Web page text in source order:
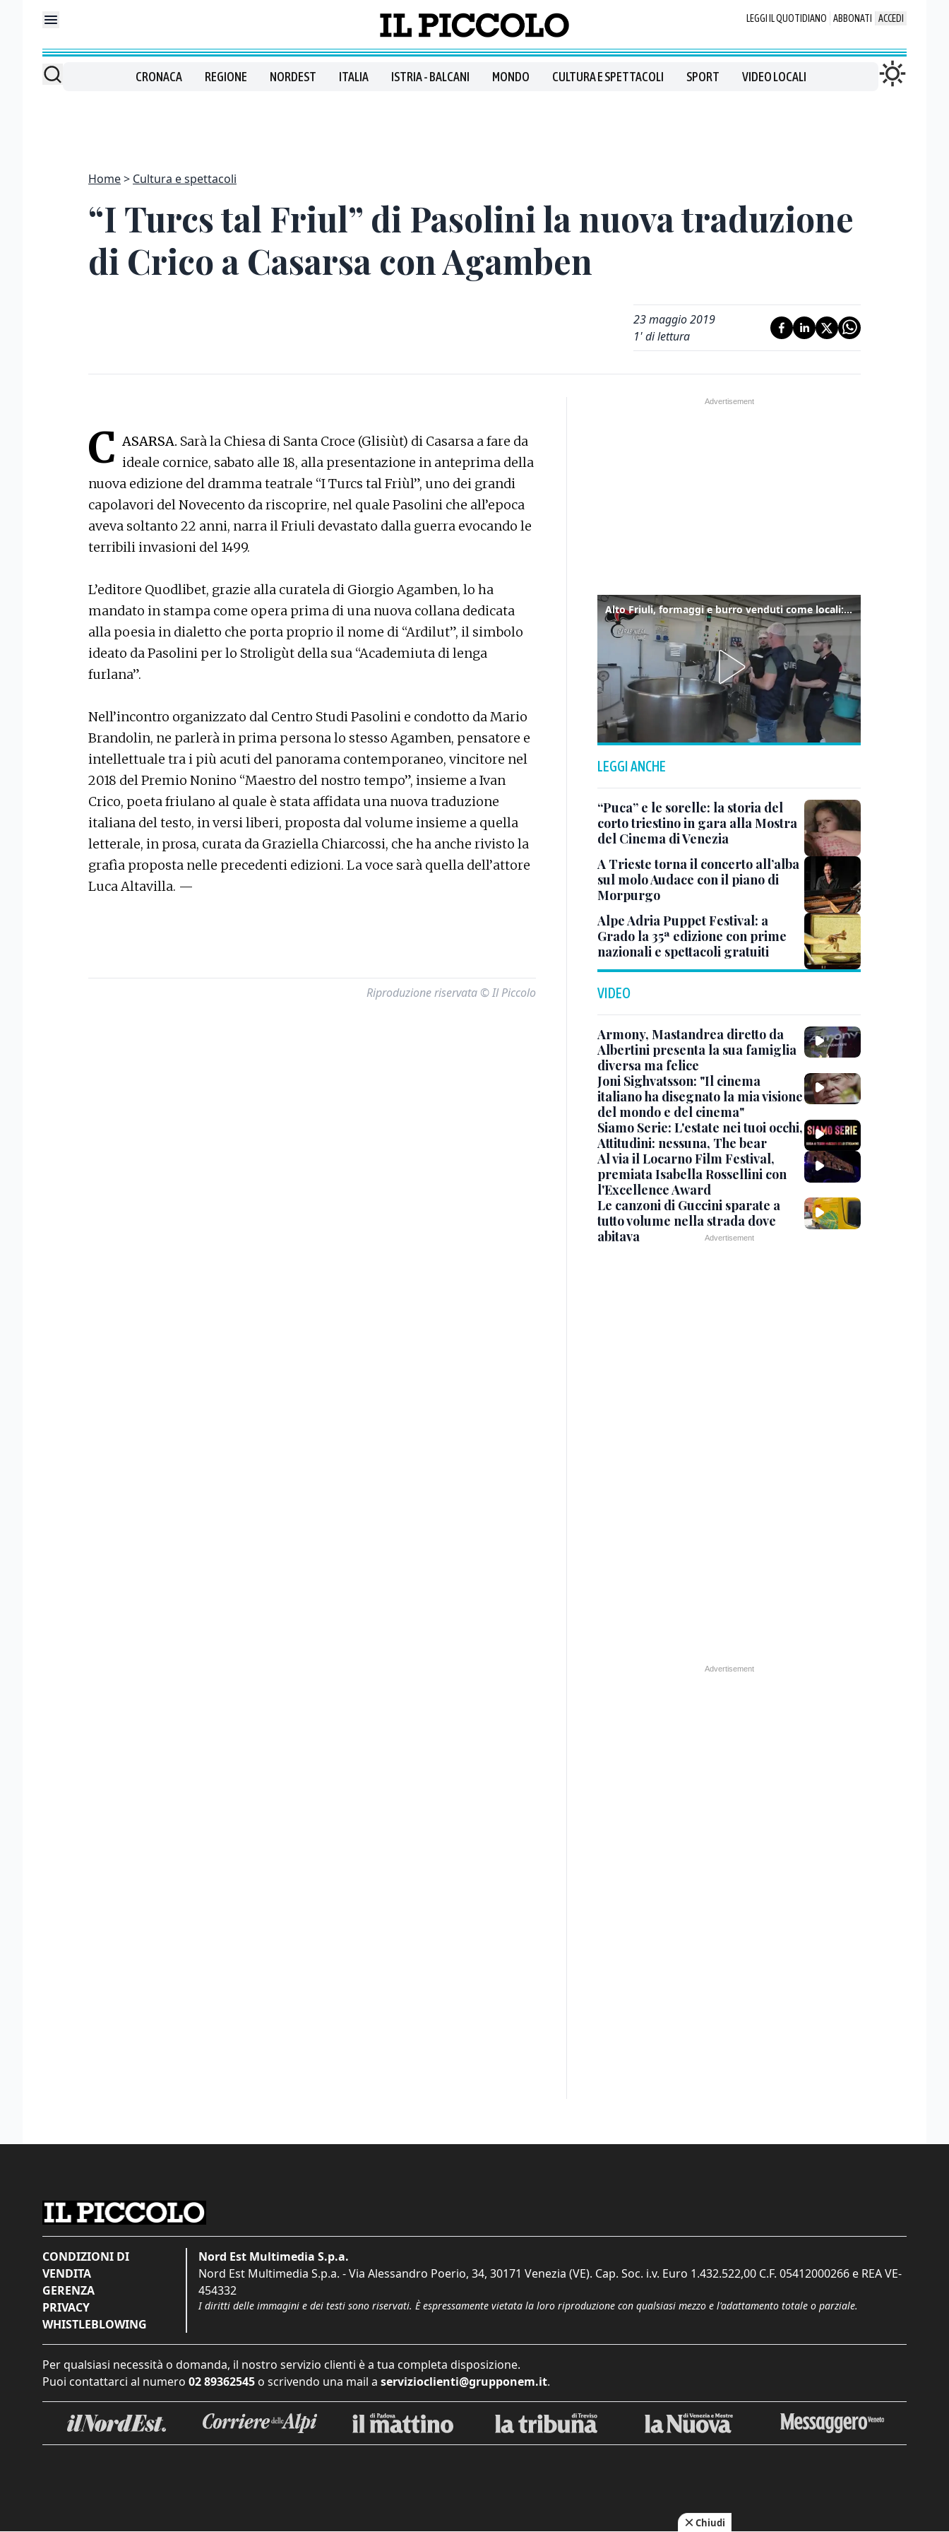
LEGGI IL QUOTIDIANO ABBONATI ACCEDI
CRONACA REGIONE NORDEST ITALIA ISTRIA - BALCANI MONDO CULTURA E SPETTACOLI SPORT VIDEO LOCALI
Home Cultura e spettacoli
“I Turcs tal Friul” di Pasolini la nuova traduzione
di Crico a Casarsa con Agamben
23 maggio 2019
1' di lettura
C ASARSA. Sarà la Chiesa di Santa Croce (Glisiùt) di Casarsa a fare da
ideale cornice, sabato alle 18, alla presentazione in anteprima della
nuova edizione del dramma teatrale “I Turcs tal Friùl”, uno dei grandi
capolavori del Novecento da riscoprire, nel quale Pasolini che all’epoca
aveva soltanto 22 anni, narra il Friuli devastato dalla guerra evocando le
terribili invasioni del 1499.
L’editore Quodlibet, grazie alla curatela di Giorgio Agamben, lo ha
mandato in stampa come opera prima di una nuova collana dedicata
alla poesia in dialetto che porta proprio il nome di “Ardilut”, il simbolo
ideato da Pasolini per lo Stroligùt della sua “Academiuta di lenga
furlana”.
Nell’incontro organizzato dal Centro Studi Pasolini e condotto da Mario
Brandolin, ne parlerà in prima persona lo stesso Agamben, pensatore e
intellettuale tra i più acuti del panorama contemporaneo, vincitore nel
2018 del Premio Nonino “Maestro del nostro tempo”, insieme a Ivan
Crico, poeta friulano al quale è stata affidata una nuova traduzione
italiana del testo, in versi liberi, proposta dal volume insieme a quella
letterale, in prosa, curata da Graziella Chiarcossi, che ha anche rivisto la
grafìa proposta nelle precedenti edizioni. La voce sarà quella dell’attore
Luca Altavilla. —
Riproduzione riservata © Il Piccolo
Alto Friuli, formaggi e burro venduti come locali: nei prodotti latte da fuori regione e dall’estero
LEGGI ANCHE
“Puca” e le sorelle: la storia del
corto triestino in gara alla Mostra
del Cinema di Venezia
A Trieste torna il concerto all’alba
sul molo Audace con il piano di
Morpurgo
Alpe Adria Puppet Festival: a
Grado la 35ª edizione con prime
nazionali e spettacoli gratuiti
VIDEO
Armony, Mastandrea diretto da
Albertini presenta la sua famiglia
diversa ma felice
Joni Sighvatsson: "Il cinema
italiano ha disegnato la mia visione
del mondo e del cinema"
Siamo Serie: L'estate nei tuoi occhi,
Attitudini: nessuna, The bear
Al via il Locarno Film Festival,
premiata Isabella Rossellini con
l'Excellence Award
Le canzoni di Guccini sparate a
tutto volume nella strada dove
abitava
CONDIZIONI DI
VENDITA
GERENZA
PRIVACY
WHISTLEBLOWING
Nord Est Multimedia S.p.a.
Nord Est Multimedia S.p.a. - Via Alessandro Poerio, 34, 30171 Venezia (VE). Cap. Soc. i.v. Euro 1.432.522,00 C.F. 05412000266 e REA VE-
454332
I diritti delle immagini e dei testi sono riservati. È espressamente vietata la loro riproduzione con qualsiasi mezzo e l'adattamento totale o parziale.
Per qualsiasi necessità o domanda, il nostro servizio clienti è a tua completa disposizione.
Puoi contattarci al numero 02 89362545 o scrivendo una mail a servizioclienti@grupponem.it.
Chiudi